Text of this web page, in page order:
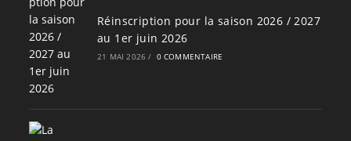
Réinscription pour la saison 2026 / 2027
au 1er juin 2026
21 MAI 2026 / 0 COMMENTAIRE